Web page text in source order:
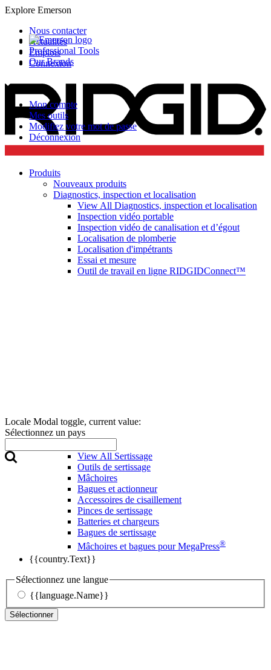
Explore Emerson
Professional Tools
Our Brands
Nous contacter
Actualités
Emplois
Connexion
Mon compte
Mes outils
Modifiez votre mot de passe
Déconnexion
Locale Modal toggle, current value:
Sélectionnez un pays
{{country.Text}}
Sélectionnez une langue
{{language.Name}}
Sélectionner
Produits
Nouveaux produits
Diagnostics, inspection et localisation
View All Diagnostics, inspection et localisation
Inspection vidéo portable
Inspection vidéo de canalisation et d’égout
Localisation de plomberie
Localisation d'impétrants
Essai et mesure
Outil de travail en ligne RIDGIDConnect™
View All Sertissage
Outils de sertissage
Mâchoires
Bagues et actionneur
Accessoires de cisaillement
Pinces de sertissage
Batteries et chargeurs
Bagues de sertissage
Mâchoires et bagues pour MegaPress®